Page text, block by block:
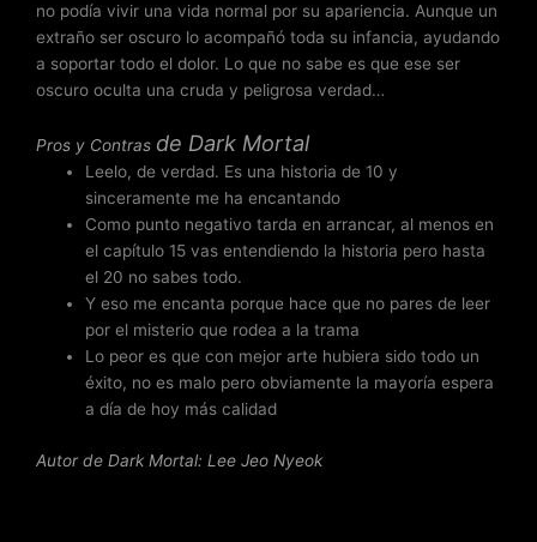
no podía vivir una vida normal por su apariencia. Aunque un
extraño ser oscuro lo acompañó toda su infancia, ayudando
a soportar todo el dolor. Lo que no sabe es que ese ser
oscuro oculta una cruda y peligrosa verdad…
Pros y Contras de Dark Mortal
Leelo, de verdad. Es una historia de 10 y
sinceramente me ha encantando
Como punto negativo tarda en arrancar, al menos en
el capítulo 15 vas entendiendo la historia pero hasta
el 20 no sabes todo.
Y eso me encanta porque hace que no pares de leer
por el misterio que rodea a la trama
Lo peor es que con mejor arte hubiera sido todo un
éxito, no es malo pero obviamente la mayoría espera
a día de hoy más calidad
Autor de Dark Mortal: Lee Jeo Nyeok